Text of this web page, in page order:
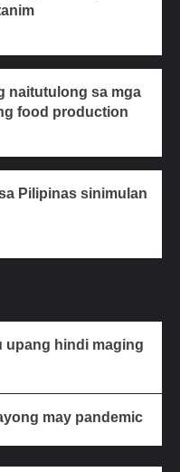
naitutulong sa mga
food production
Pilipinas sinimulan
upang hindi maging
may pandemic